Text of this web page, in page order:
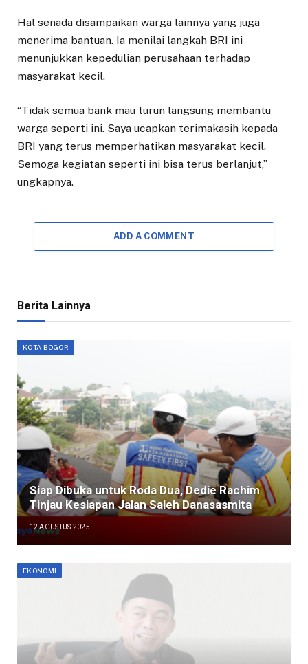
Hal senada disampaikan warga lainnya yang juga
menerima bantuan. Ia menilai langkah BRI ini
menunjukkan kepedulian perusahaan terhadap
masyarakat kecil.
“Tidak semua bank mau turun langsung membantu
warga seperti ini. Saya ucapkan terimakasih kepada
BRI yang terus memperhatikan masyarakat kecil.
Semoga kegiatan seperti ini bisa terus berlanjut,”
ungkapnya.
ADD A COMMENT
Berita Lainnya
KOTA BOGOR
Siap Dibuka untuk Roda Dua, Dedie Rachim
Tinjau Kesiapan Jalan Saleh Danasasmita
12 AGUSTUS 2025
EKONOMI